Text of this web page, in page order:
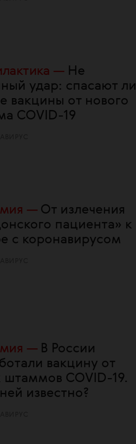
Не
удар: спасают ли
вакцины от нового
COVID-19
От излечения
пациента» к
с коронавирусом
В России
вакцину от
штаммов COVID-19.
известно?